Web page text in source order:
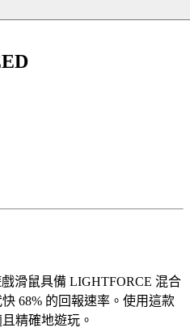
滑鼠具備 LIGHTFORCE 混合
68% 的回報速率。使用這款
精確地遊玩。